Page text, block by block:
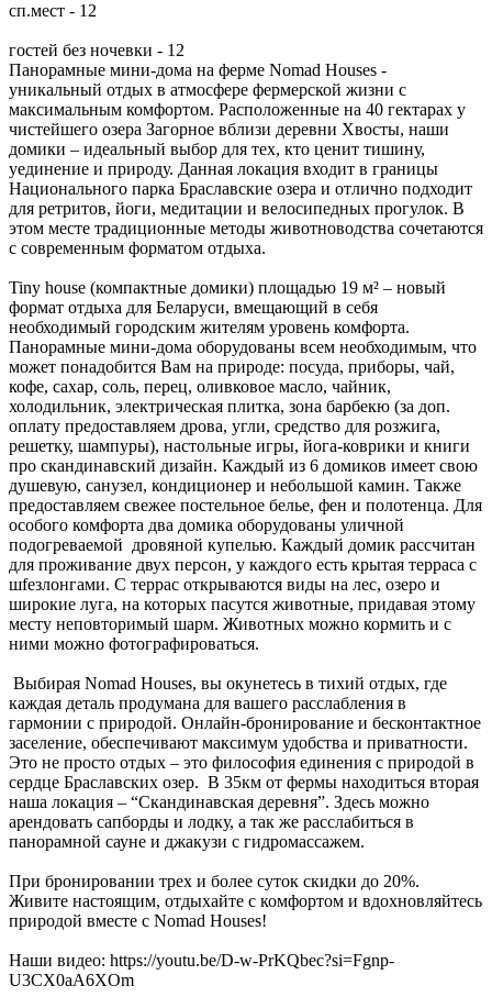
сп.мест - 12
гостей без ночевки - 12
Панорамные мини-дома на ферме Nomad Houses -
уникальный отдых в атмосфере фермерской жизни с
максимальным комфортом. Расположенные на 40 гектарах у
чистейшего озера Загорное вблизи деревни Хвосты, наши
домики – идеальный выбор для тех, кто ценит тишину,
уединение и природу. Данная локация входит в границы
Национального парка Браславские озера и отлично подходит
для ретритов, йоги, медитации и велосипедных прогулок. В
этом месте традиционные методы животноводства сочетаются
с современным форматом отдыха.
Tiny house (компактные домики) площадью 19 м² – новый
формат отдыха для Беларуси, вмещающий в себя
необходимый городским жителям уровень комфорта.
Панорамные мини-дома оборудованы всем необходимым, что
может понадобится Вам на природе: посуда, приборы, чай,
кофе, сахар, соль, перец, оливковое масло, чайник,
холодильник, электрическая плитка, зона барбекю (за доп.
оплату предоставляем дрова, угли, средство для розжига,
решетку, шампуры), настольные игры, йога-коврики и книги
про скандинавский дизайн. Каждый из 6 домиков имеет свою
душевую, санузел, кондиционер и небольшой камин. Также
предоставляем свежее постельное белье, фен и полотенца. Для
особого комфорта два домика оборудованы уличной
подогреваемой дровяной купелью. Каждый домик рассчитан
для проживание двух персон, у каждого есть крытая терраса с
шfезлонгами. С террас открываются виды на лес, озеро и
широкие луга, на которых пасутся животные, придавая этому
месту неповторимый шарм. Животных можно кормить и с
ними можно фотографироваться.
Выбирая Nomad Houses, вы окунетесь в тихий отдых, где
каждая деталь продумана для вашего расслабления в
гармонии с природой. Онлайн-бронирование и бесконтактное
заселение, обеспечивают максимум удобства и приватности.
Это не просто отдых – это философия единения с природой в
сердце Браславских озер. В 35км от фермы находиться вторая
наша локация – “Скандинавская деревня”. Здесь можно
арендовать сапборды и лодку, а так же расслабиться в
панорамной сауне и джакузи с гидромассажем.
При бронировании трех и более суток скидки до 20%.
Живите настоящим, отдыхайте с комфортом и вдохновляйтесь
природой вместе с Nomad Houses!
Наши видео: https://youtu.be/D-w-PrKQbec?si=Fgnp-
U3CX0aA6XOm